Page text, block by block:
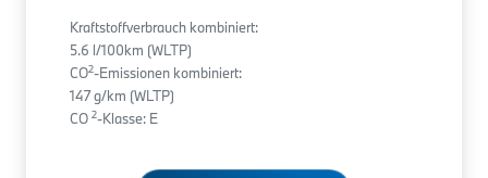
Kraftstoffverbrauch kombiniert:
5.6 l/100km (WLTP)
CO2-Emissionen kombiniert:
147 g/km (WLTP)
CO 2-Klasse: E